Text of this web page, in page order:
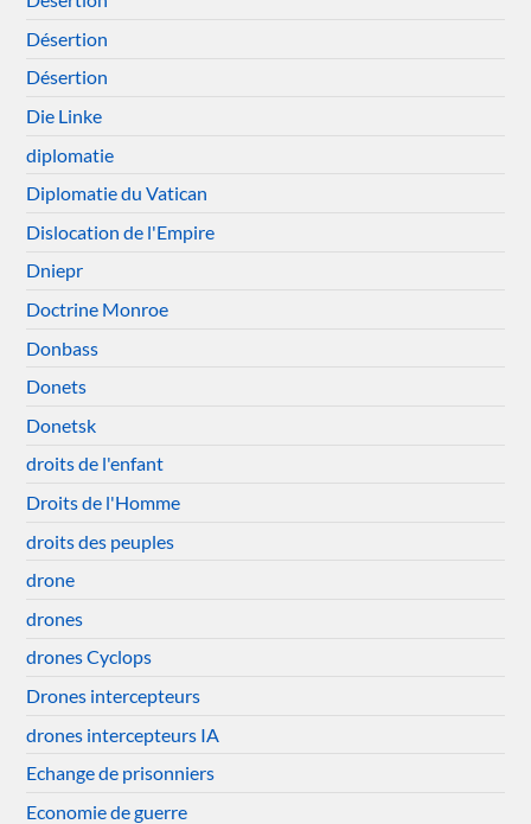
Désertion
Désertion
Die Linke
diplomatie
Diplomatie du Vatican
Dislocation de l'Empire
Dniepr
Doctrine Monroe
Donbass
Donets
Donetsk
droits de l'enfant
Droits de l'Homme
droits des peuples
drone
drones
drones Cyclops
Drones intercepteurs
drones intercepteurs IA
Echange de prisonniers
Economie de guerre